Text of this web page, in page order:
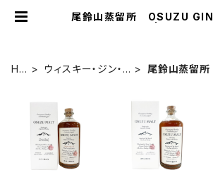
尾鈴山蒸留所 OSUZU GIN
HO
ウィスキー・ジン・
尾鈴山蒸留